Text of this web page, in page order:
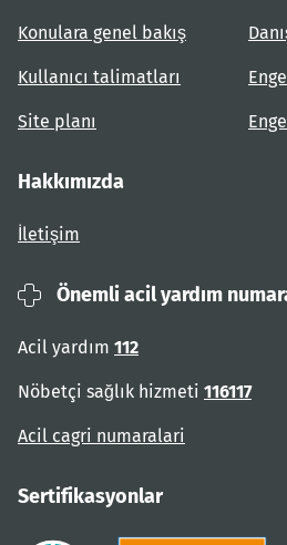
Konulara genel bakış
Kullanıcı talimatları
Site planı
Hakkımızda
İletişim
Önemli acil yardım
Acil yardım 112
Nöbetçi sağlık hizmeti 116117
Acil cagri numaralari
Sertifikasyonlar